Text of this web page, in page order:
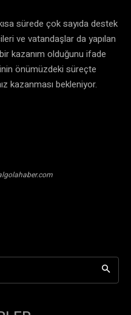
sürede çok sayıda destek
ve vatandaşlar da yapılan
kazanım olduğunu ifade
önümüzdeki süreçte
kazanması bekleniyor.